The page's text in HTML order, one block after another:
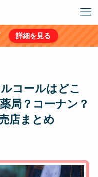
詳細を見る
コールはどこ
局？コーナン？
店まとめ